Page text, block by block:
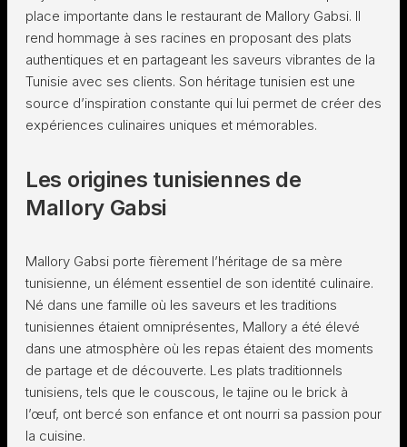
place importante dans le restaurant de Mallory Gabsi. Il
rend hommage à ses racines en proposant des plats
authentiques et en partageant les saveurs vibrantes de la
Tunisie avec ses clients. Son héritage tunisien est une
source d’inspiration constante qui lui permet de créer des
expériences culinaires uniques et mémorables.
Les origines tunisiennes de
Mallory Gabsi
Mallory Gabsi porte fièrement l’héritage de sa mère
tunisienne, un élément essentiel de son identité culinaire.
Né dans une famille où les saveurs et les traditions
tunisiennes étaient omniprésentes, Mallory a été élevé
dans une atmosphère où les repas étaient des moments
de partage et de découverte. Les plats traditionnels
tunisiens, tels que le couscous, le tajine ou le brick à
l’œuf, ont bercé son enfance et ont nourri sa passion pour
la cuisine.